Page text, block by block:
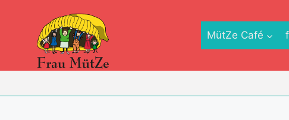
springen
MütZe Café